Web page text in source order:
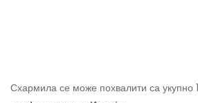
Схармила се може похвалити са укупно